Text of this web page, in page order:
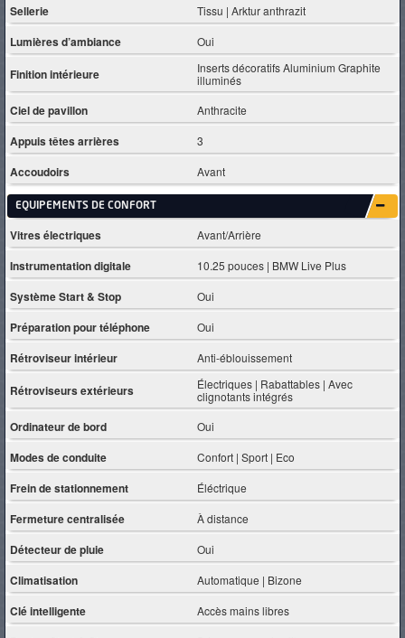
Sellerie Tissu | Arktur anthrazit
Lumières d’ambiance Oui
Finition intérieure
Inserts décoratifs Aluminium Graphite
illuminés
Ciel de pavillon Anthracite
Appuis têtes arrières 3
Accoudoirs Avant
EQUIPEMENTS DE CONFORT
Vitres électriques Avant/Arrière
Instrumentation digitale 10.25 pouces | BMW Live Plus
Système Start & Stop Oui
Préparation pour téléphone Oui
Rétroviseur intérieur Anti-éblouissement
Rétroviseurs extérieurs
Électriques | Rabattables | Avec
clignotants intégrés
Ordinateur de bord Oui
Modes de conduite Confort | Sport | Eco
Frein de stationnement Éléctrique
Fermeture centralisée À distance
Détecteur de pluie Oui
Climatisation Automatique | Bizone
Clé intelligente Accès mains libres